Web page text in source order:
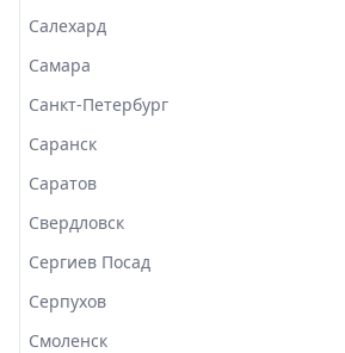
Салехард
Самара
Санкт-Петербург
Саранск
Саратов
Свердловск
Сергиев Посад
Серпухов
Смоленск